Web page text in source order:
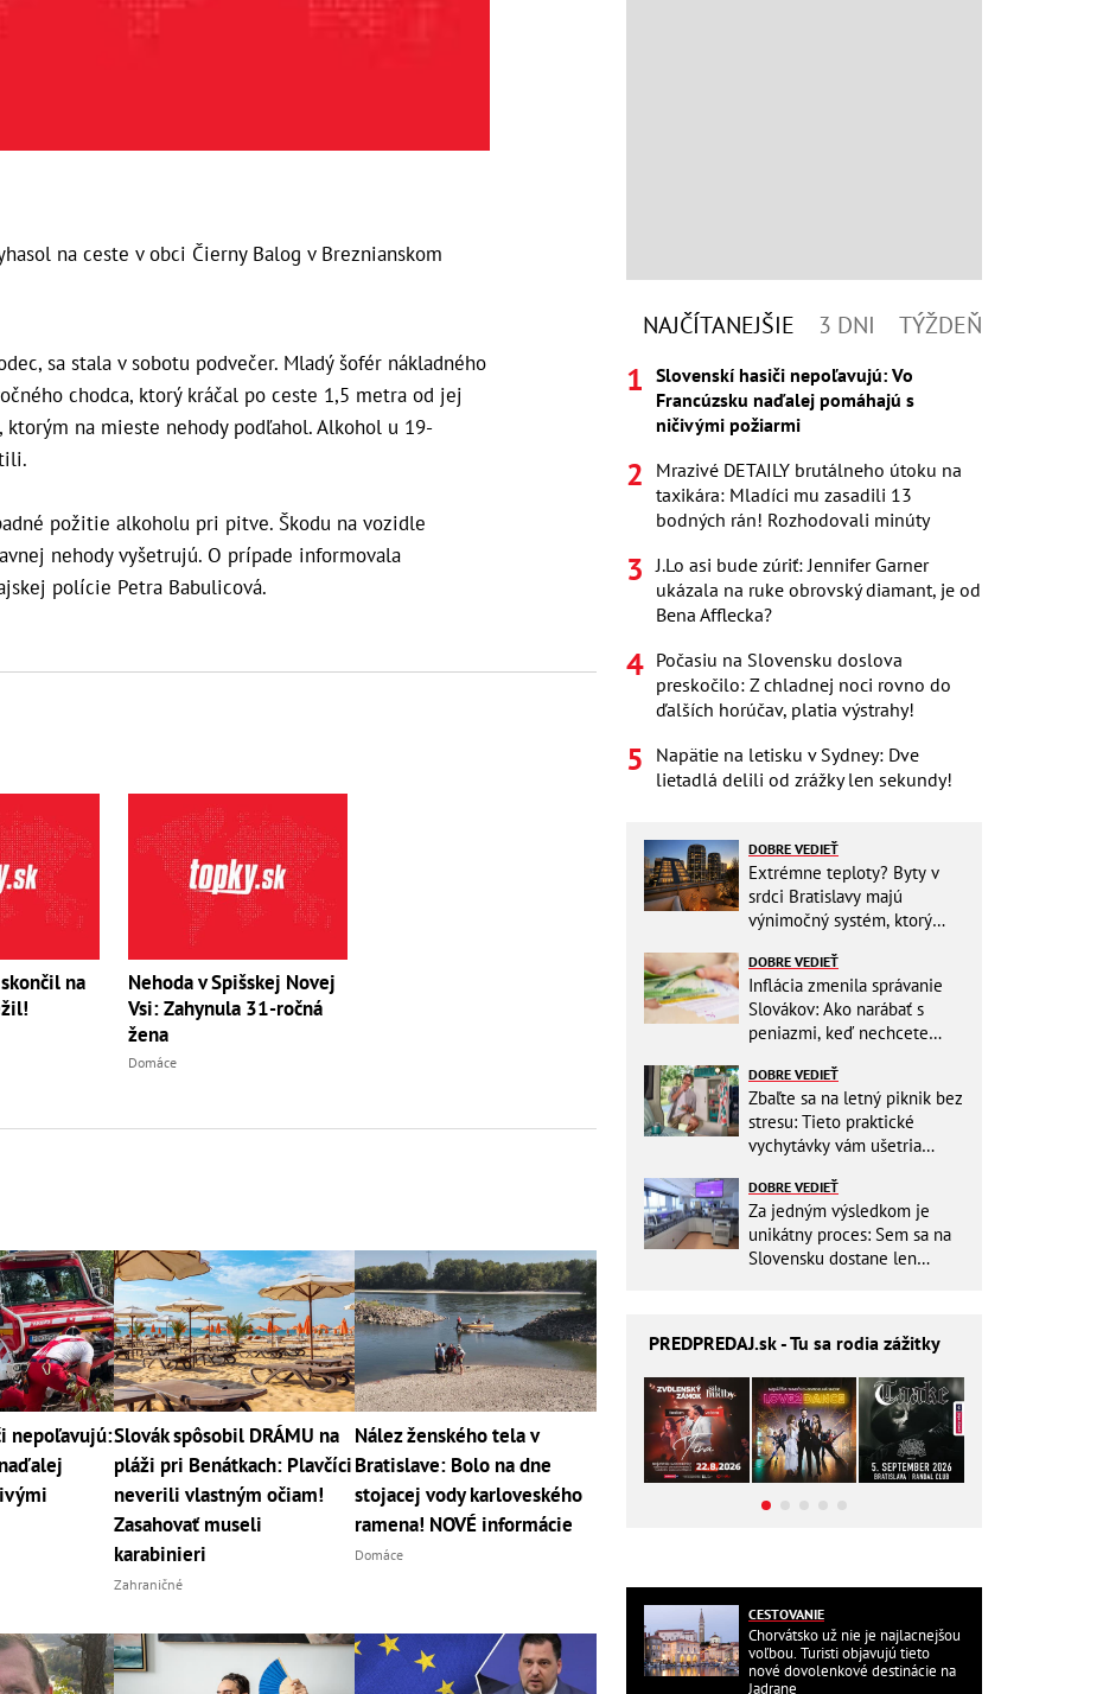
na ceste v obci Čierny Balog v Breznianskom
sa stala v sobotu podvečer. Mladý šofér nákladného
chodca, ktorý kráčal po ceste 1,5 metra od jej
ktorým na mieste nehody podľahol. Alkohol u 19-
požitie alkoholu pri pitve. Škodu na vozidle
nehody vyšetrujú. O prípade informovala
polície Petra Babulicová.
na
Nehoda v Spišskej Novej
Vsi: Zahynula 31-ročná
žena
Domáce
nepoľavujú:Slovák spôsobil DRÁMU na
pláži pri Benátkach: Plavčíci
neverili vlastným očiam!
Zasahovať museli
karabinieri
Zahraničné
Nález ženského tela v
Bratislave: Bolo na dne
stojacej vody karloveského
ramena! NOVÉ informácie
Domáce
NAJČÍTANEJŠIE 3 DNI TÝŽDEŇ
Slovenskí hasiči nepoľavujú: Vo
Francúzsku naďalej pomáhajú s
ničivými požiarmi
Mrazivé DETAILY brutálneho útoku na
taxikára: Mladíci mu zasadili 13
bodných rán! Rozhodovali minúty
J.Lo asi bude zúriť: Jennifer Garner
ukázala na ruke obrovský diamant, je od
Bena Afflecka?
Počasiu na Slovensku doslova
preskočilo: Z chladnej noci rovno do
ďalších horúčav, platia výstrahy!
Napätie na letisku v Sydney: Dve
lietadlá delili od zrážky len sekundy!
DOBRE VEDIEŤ
Extrémne teploty? Byty v
srdci Bratislavy majú
výnimočný systém, ktorý
DOBRE VEDIEŤ
Inflácia zmenila správanie
Slovákov: Ako narábať s
peniazmi, keď nechcete
DOBRE VEDIEŤ
Zbaľte sa na letný piknik bez
stresu: Tieto praktické
vychytávky vám ušetria
DOBRE VEDIEŤ
Za jedným výsledkom je
unikátny proces: Sem sa na
Slovensku dostane len
PREDPREDAJ.sk - Tu sa rodia zážitky
CESTOVANIE
Chorvátsko už nie je najlacnejšou
voľbou. Turisti objavujú tieto
nové dovolenkové destinácie na
Jadrane